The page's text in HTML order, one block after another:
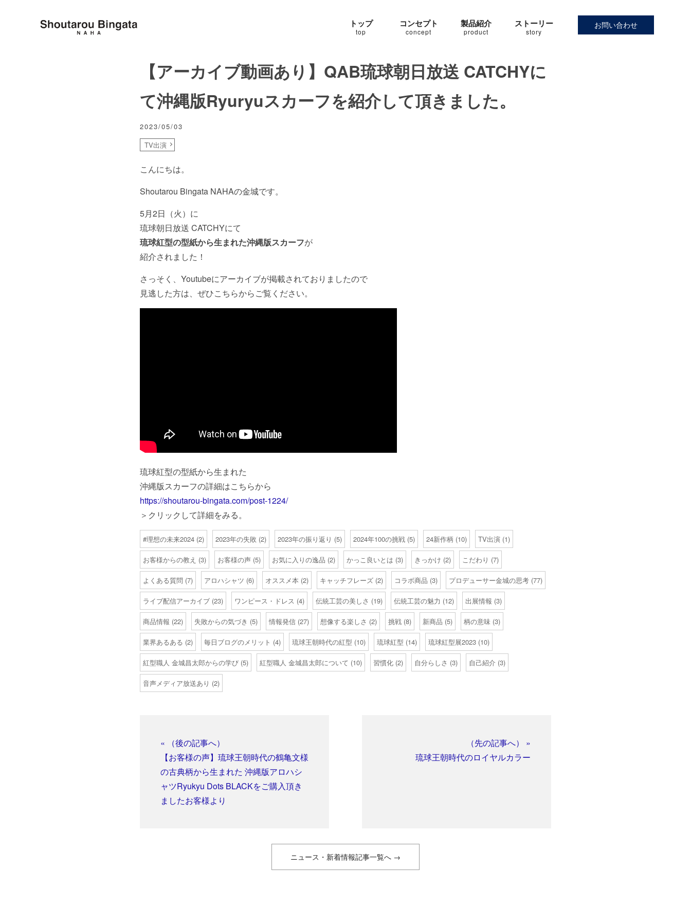
トップ
top
コンセプト
concept
製品紹介
product
ストーリー
story
お問い合わせ
【アーカイブ動画あり】QAB琉球朝日放送 CATCHYに
て沖縄版Ryuryuスカーフを紹介して頂きました。
2023/05/03
TV出演
こんにちは。
Shoutarou Bingata NAHAの金城です。
5月2日（火）に
琉球朝日放送 CATCHYにて
琉球紅型の型紙から生まれた沖縄版スカーフが
紹介されました！
さっそく、Youtubeにアーカイブが掲載されておりましたので
見逃した方は、ぜひこちらからご覧ください。
琉球紅型の型紙から生まれた
沖縄版スカーフの詳細はこちらから
https://shoutarou-bingata.com/post-1224/
＞クリックして詳細をみる。
#理想の未来2024 (2) 2023年の失敗 (2) 2023年の振り返り (5) 2024年100の挑戦 (5) 24新作柄 (10) TV出演 (1)
お客様からの教え (3) お客様の声 (5) お気に入りの逸品 (2) かっこ良いとは (3) きっかけ (2) こだわり (7)
よくある質問 (7) アロハシャツ (6) オススメ本 (2) キャッチフレーズ (2) コラボ商品 (3) プロデューサー金城の思考 (77)
ライブ配信アーカイブ (23) ワンピース・ドレス (4) 伝統工芸の美しさ (19) 伝統工芸の魅力 (12) 出展情報 (3)
商品情報 (22) 失敗からの気づき (5) 情報発信 (27) 想像する楽しさ (2) 挑戦 (8) 新商品 (5) 柄の意味 (3)
業界あるある (2) 毎日ブログのメリット (4) 琉球王朝時代の紅型 (10) 琉球紅型 (14) 琉球紅型展2023 (10)
紅型職人 金城昌太郎からの学び (5) 紅型職人 金城昌太郎について (10) 習慣化 (2) 自分らしさ (3) 自己紹介 (3)
音声メディア放送あり (2)
« （後の記事へ）
【お客様の声】琉球王朝時代の鶴亀文様
の古典柄から生まれた 沖縄版アロハシ
ャツRyukyu Dots BLACKをご購入頂き
ましたお客様より
（先の記事へ） »
琉球王朝時代のロイヤルカラー
ニュース・新着情報記事一覧へ →